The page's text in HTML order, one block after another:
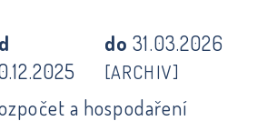
do31.03.2026
[ARCHIV]
a hospodaření